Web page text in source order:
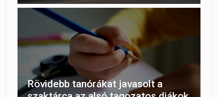
Rövidebb tanórákat javasolt a